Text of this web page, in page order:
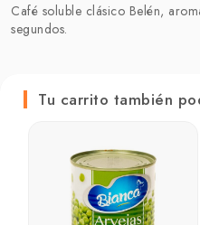
Café soluble clásico Belén,
segundos.
Tu carrito también